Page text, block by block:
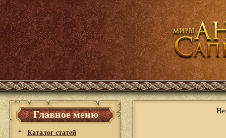
Главное меню
Каталог статей